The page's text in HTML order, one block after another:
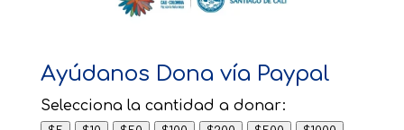
Ayúdanos Dona vía Paypal
Selecciona la cantidad a donar: